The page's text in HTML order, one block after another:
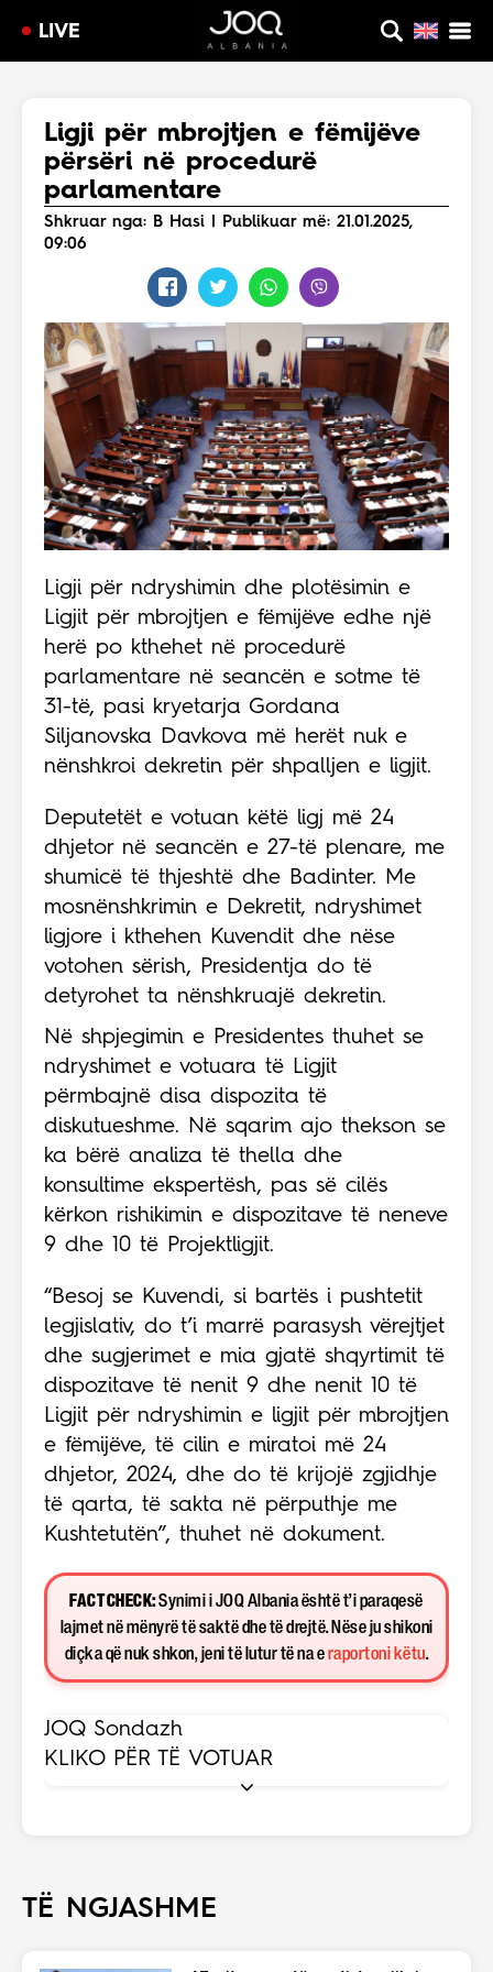
LIVE
Ligji për mbrojtjen e fëmijëve
përsëri në procedurë
parlamentare
Shkruar nga: B Hasi | Publikuar më: 21.01.2025,
09:06
Ligji për ndryshimin dhe plotësimin e
Ligjit për mbrojtjen e fëmijëve edhe një
herë po kthehet në procedurë
parlamentare në seancën e sotme të
31-të, pasi kryetarja Gordana
Siljanovska Davkova më herët nuk e
nënshkroi dekretin për shpalljen e ligjit.
Deputetët e votuan këtë ligj më 24
dhjetor në seancën e 27-të plenare, me
shumicë të thjeshtë dhe Badinter. Me
mosnënshkrimin e Dekretit, ndryshimet
ligjore i kthehen Kuvendit dhe nëse
votohen sërish, Presidentja do të
detyrohet ta nënshkruajë dekretin.
Në shpjegimin e Presidentes thuhet se
ndryshimet e votuara të Ligjit
përmbajnë disa dispozita të
diskutueshme. Në sqarim ajo thekson se
ka bërë analiza të thella dhe
konsultime ekspertësh, pas së cilës
kërkon rishikimin e dispozitave të neneve
9 dhe 10 të Projektligjit.
“Besoj se Kuvendi, si bartës i pushtetit
legjislativ, do t’i marrë parasysh vërejtjet
dhe sugjerimet e mia gjatë shqyrtimit të
dispozitave të nenit 9 dhe nenit 10 të
Ligjit për ndryshimin e ligjit për mbrojtjen
e fëmijëve, të cilin e miratoi më 24
dhjetor, 2024, dhe do të krijojë zgjidhje
të qarta, të sakta në përputhje me
Kushtetutën”, thuhet në dokument.
FACT CHECK:Synimi i JOQ Albania është t’i paraqesë
lajmet në mënyrë të saktë dhe të drejtë. Nëse ju shikoni
diçka që nuk shkon, jeni të lutur të na e raportoni këtu.
JOQ Sondazh
KLIKO PËR TË VOTUAR
TË NGJASHME